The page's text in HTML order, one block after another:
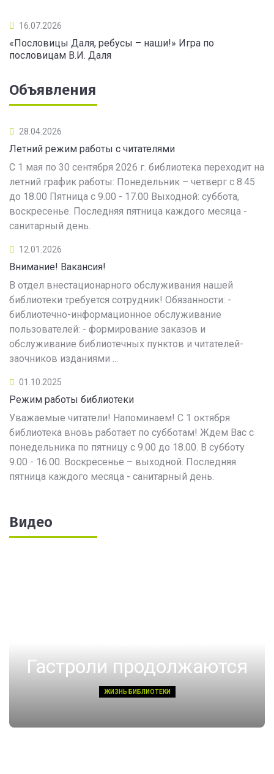
16.07.2026
«Пословицы Даля, ребусы – наши!» Игра по
пословицам В.И. Даля
Объявления
28.04.2026
Летний режим работы с читателями
С 1 мая по 30 сентября 2026 г. библиотека переходит на
летний график работы: Понедельник – четверг с 8.45
до 18.00 Пятница с 9.00 - 17.00 Выходной: суббота,
воскресенье. Последняя пятница каждого месяца -
санитарный день.
12.01.2026
Внимание! Вакансия!
В отдел внестационарного обслуживания нашей
библиотеки требуется сотрудник! Обязанности: -
библиотечно-информационное обслуживание
пользователей: - формирование заказов и
обслуживание библиотечных пунктов и читателей-
заочников изданиями ...
01.10.2025
Режим работы библиотеки
Уважаемые читатели! Напоминаем! С 1 октября
библиотека вновь работает по субботам! Ждем Вас с
понедельника по пятницу с 9.00 до 18.00. В субботу
9.00 - 16.00. Воскресенье – выходной. Последняя
пятница каждого месяца - санитарный день.
Видео
Гастроли продолжаются
ЖИЗНЬ БИБЛИОТЕКИ